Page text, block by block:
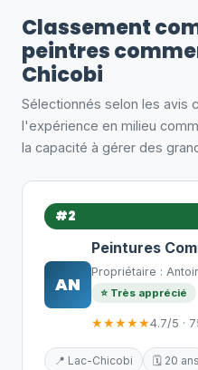
Classement
peintres
Chicobi
Sélectionnés selon les avis
l'expérience en milieu
la capacité à gérer des
#2
AN
Peintures
Propriétaire :
⭐ Très apprécié
★★★★★4.7/5 ·
📍 Lac-Chicobi 🗓️ 20 ans